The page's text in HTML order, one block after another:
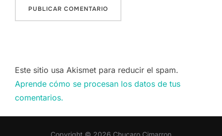
Este sitio usa Akismet para reducir el spam.
Aprende cómo se procesan los datos de tus
comentarios.